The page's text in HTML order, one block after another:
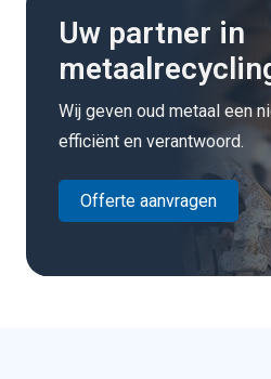
Uw partner in
Wij geven oud metaal een
efficiënt en verantwoord.
Offerte aanvragen